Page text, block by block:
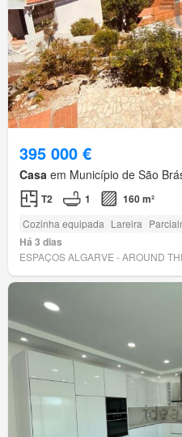
395 000 €
Casa em Município de São
T2 1 160 m²
Cozinha equipada Lareira
Há 3 dias
ESPAÇOS ALGARVE - AROUND